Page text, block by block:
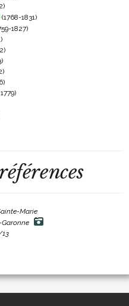
(1768-1831)
1827)
1779)
Marie